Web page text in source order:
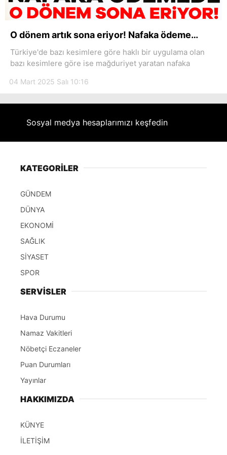
Hattı
Facebook
Instagram
O dönem artık sona eriyor! Nafaka ödeme…
Türkiye'de bazı kesimlere göre haklı bir uygulama olan
bazı kesimlere göre ise mağduriyet yaratan nafaka
04 Mart 2025 Salı 10:16
Sosyal medya hesaplarımızı keşfedin
KATEGORİLER
GÜNDEM
DÜNYA
EKONOMİ
SAĞLIK
SİYASET
SPOR
SERVİSLER
Hava Durumu
Namaz Vakitleri
Nöbetçi Eczaneler
Puan Durumları
Yayınlar
HAKKIMIZDA
KÜNYE
İLETİŞİM